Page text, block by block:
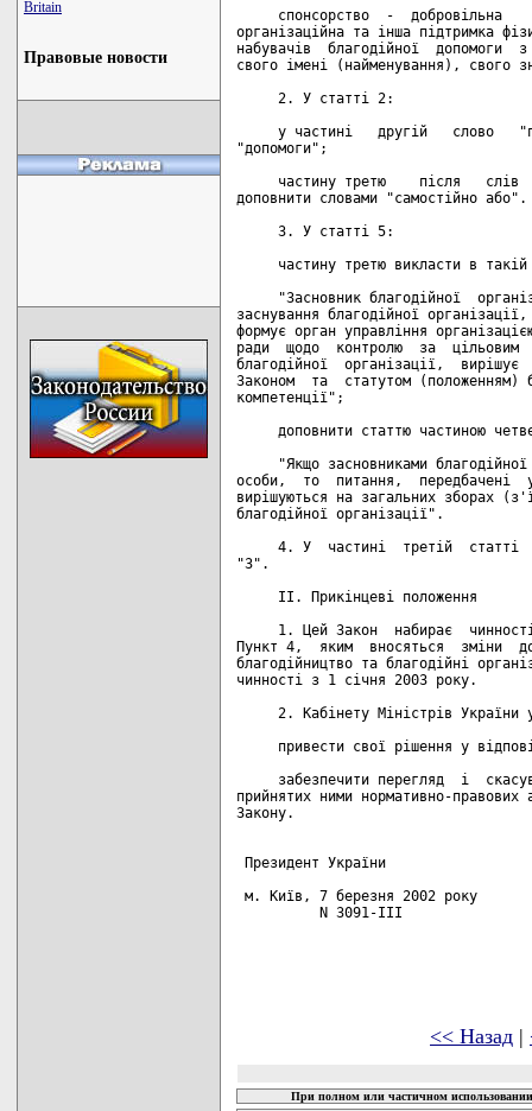
Britain
Правовые новости
спонсорство  -  добровільна
організаційна та інша підтримка
набувачів  благодійної  допомоги
свого імені (найменування), свого
     2. У статті 2:
у частині   другій   слово
"допомоги";
частину третю    після   слів
доповнити словами "самостійно або".
     3. У статті 5:
частину третю викласти в такій
"Засновник благодійної
заснування благодійної
формує орган управління
ради  щодо  контролю  за  цільовим
благодійної  організації,
Законом  та  статутом (положенням)
компетенції";
доповнити статтю частиною
"Якщо засновниками
особи,  то  питання,  передбачені
вирішуються на загальних зборах
благодійної організації".
4. У  частині  третій  статті
"3".
     II. Прикінцеві положення
1. Цей Закон  набирає
Пункт 4,  яким  вносяться  зміни
благодійництво та благодійні
чинності з 1 січня 2003 року.
2. Кабінету Міністрів України
привести свої рішення у
забезпечити перегляд  і
прийнятих ними нормативно-
Закону.
Президент України
м. Київ, 7 березня 2002 року
          N 3091-III
<< Назад |
При полном или частичном